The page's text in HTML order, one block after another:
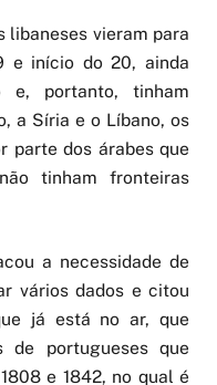
libaneses vieram para
e início do 20, ainda
e, portanto, tinham
a Síria e o Líbano, os
parte dos árabes que
tinham fronteiras
a necessidade de
vários dados e citou
já está no ar, que
de portugueses que
e 1842, no qual é